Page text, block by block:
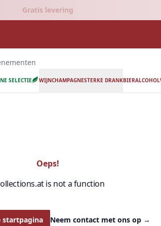
Gratis levering
SELECTIE WIJNCHAMPAGNESTERKE DRANKBIER
Oeps!
is not a function
startpagina Neem contact met ons op →